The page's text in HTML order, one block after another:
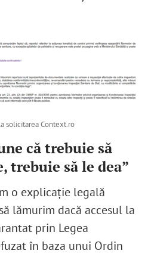
solicitarea Context.ro
că trebuie să
trebuie să le dea”
o explicație legală
lămurim dacă accesul la
prin Legea
în baza unui Ordin